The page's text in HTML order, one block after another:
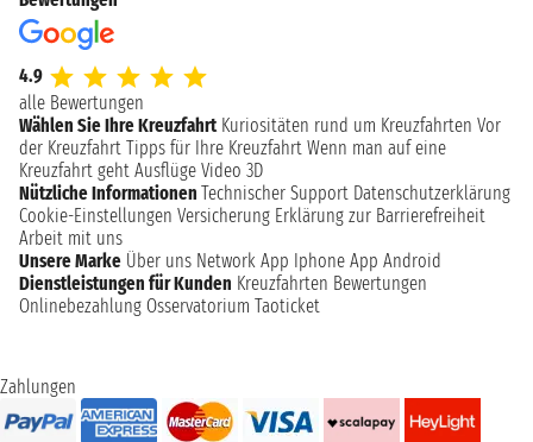
4.9
alle Bewertungen
Wählen Sie Ihre Kreuzfahrt Kuriositäten rund um Kreuzfahrten Vor
der Kreuzfahrt Tipps für Ihre Kreuzfahrt Wenn man auf eine
Kreuzfahrt geht Ausflüge Video 3D
Nützliche Informationen Technischer Support Datenschutzerklärung
Cookie-Einstellungen Versicherung Erklärung zur Barrierefreiheit
Arbeit mit uns
Unsere Marke Über uns Network App Iphone App Android
Dienstleistungen für Kunden Kreuzfahrten Bewertungen
Onlinebezahlung Osservatorium Taoticket
Zahlungen